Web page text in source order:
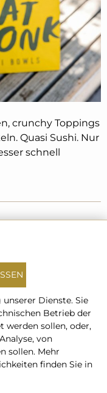
crunchy Toppings
Quasi Sushi. Nur
schnell
dich von
Dienste. Sie
Betrieb der
werden sollen, oder,
von
sollen. Mehr
finden Sie in